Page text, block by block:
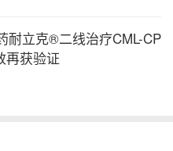
CCyR率和MMR率分别
33.3%、74.2%和
和 47.6%、
耐立克®二线治疗CML-CP
再获验证